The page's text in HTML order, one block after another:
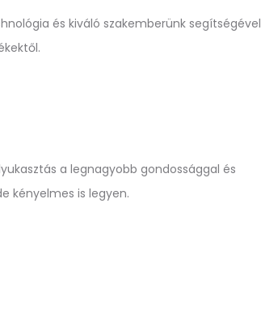
és kiváló szakemberünk segítségével
a legnagyobb gondossággal és
kényelmes is legyen.